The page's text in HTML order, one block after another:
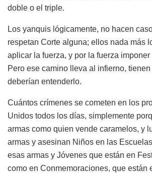
doble o el triple.
Los yanquis lógicamente, no hacen
respetan Corte alguna; ellos nada más
aplicar la fuerza, y por la fuerza
Pero ese camino lleva al infierno,
deberían entenderlo.
Cuántos crímenes se cometen en los
Unidos todos los días, simplemente
armas como quien vende caramelos, y
armas y asesinan Niños en las
esas armas y Jóvenes que están en
como en Conmemoraciones, que están